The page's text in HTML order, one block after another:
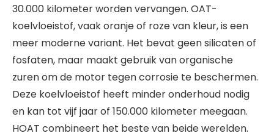
30.000 kilometer worden vervangen. OAT-
koelvloeistof, vaak oranje of roze van kleur, is een
meer moderne variant. Het bevat geen silicaten of
fosfaten, maar maakt gebruik van organische
zuren om de motor tegen corrosie te beschermen.
Deze koelvloeistof heeft minder onderhoud nodig
en kan tot vijf jaar of 150.000 kilometer meegaan.
HOAT combineert het beste van beide werelden.